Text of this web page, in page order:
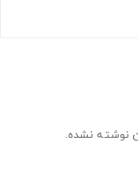
نوشته نشده.